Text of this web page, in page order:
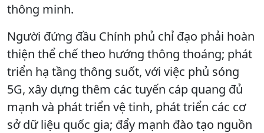
thông minh.
Người đứng đầu Chính phủ chỉ đạo phải hoàn
thiện thể chế theo hướng thông thoáng; phát
triển hạ tầng thông suốt, với việc phủ sóng
5G, xây dựng thêm các tuyến cáp quang đủ
mạnh và phát triển vệ tinh, phát triển các cơ
sở dữ liệu quốc gia; đẩy mạnh đào tạo nguồn